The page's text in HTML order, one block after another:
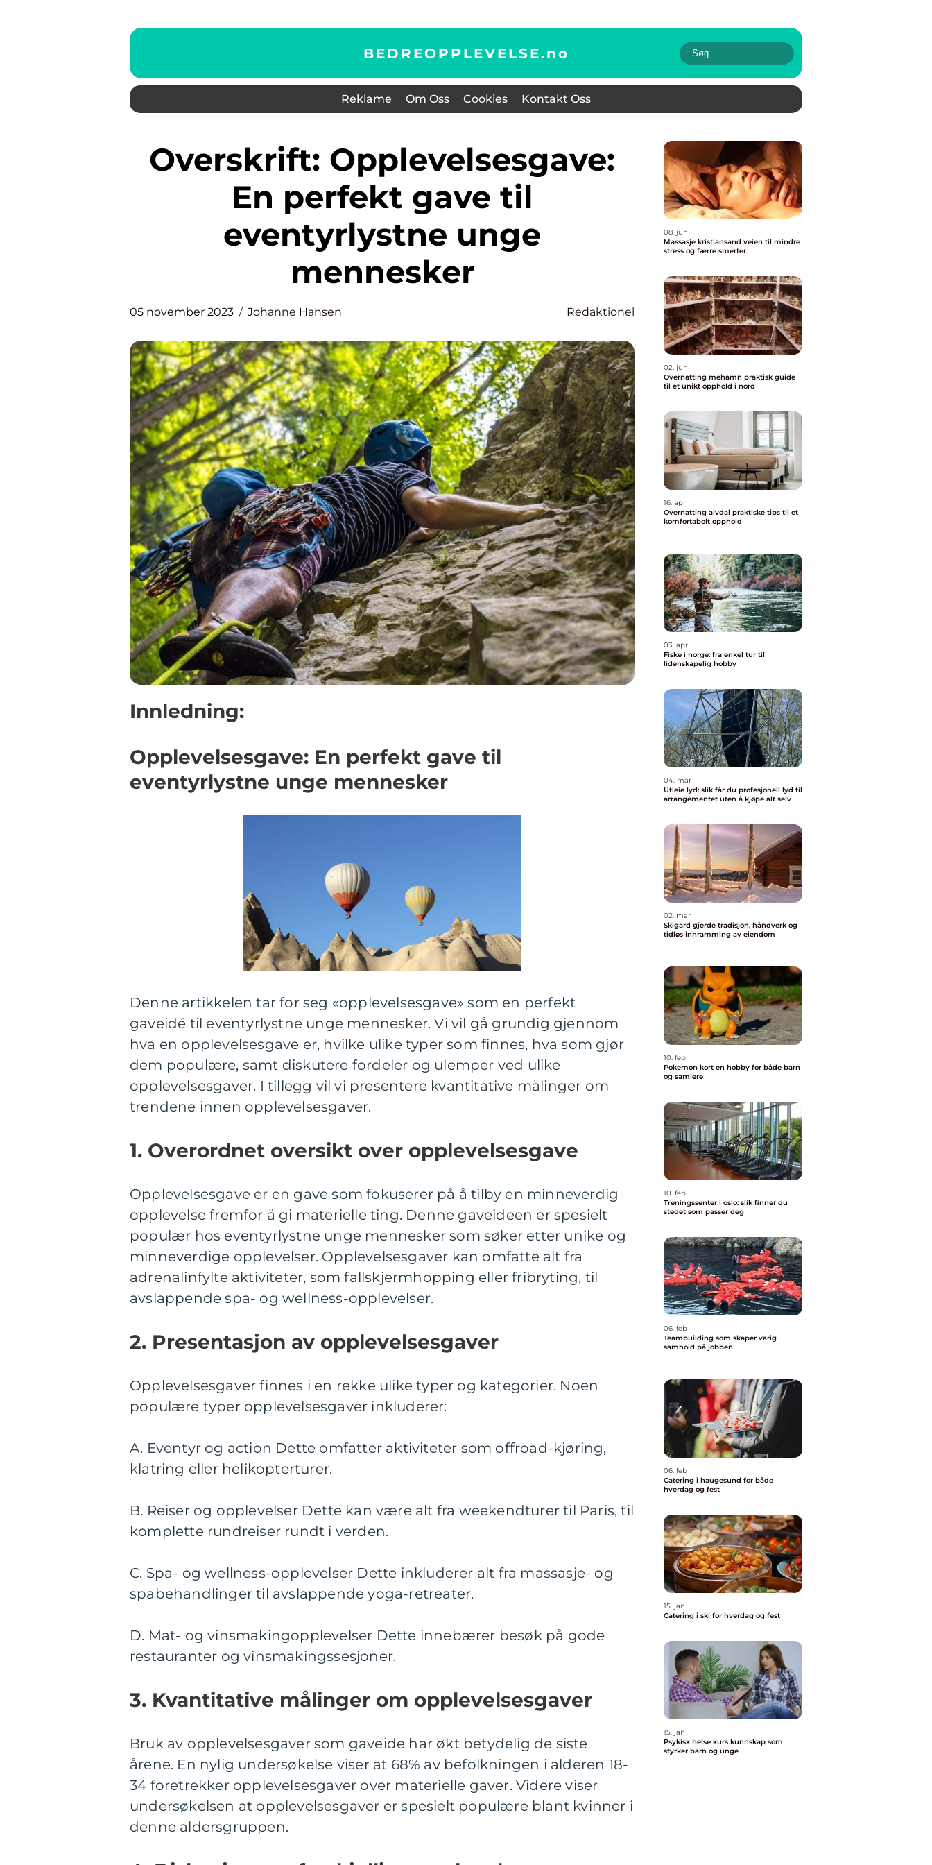
BEDREOPPLEVELSE.no
Reklame Om Oss Cookies Kontakt Oss
Overskrift: Opplevelsesgave:
En perfekt gave til
eventyrlystne unge
mennesker
05 november 2023 Johanne Hansen Redaktionel
Innledning:
Opplevelsesgave: En perfekt gave til
eventyrlystne unge mennesker
Denne artikkelen tar for seg «opplevelsesgave» som en perfekt
gaveidé til eventyrlystne unge mennesker. Vi vil gå grundig gjennom
hva en opplevelsesgave er, hvilke ulike typer som finnes, hva som gjør
dem populære, samt diskutere fordeler og ulemper ved ulike
opplevelsesgaver. I tillegg vil vi presentere kvantitative målinger om
trendene innen opplevelsesgaver.
1. Overordnet oversikt over opplevelsesgave
Opplevelsesgave er en gave som fokuserer på å tilby en minneverdig
opplevelse fremfor å gi materielle ting. Denne gaveideen er spesielt
populær hos eventyrlystne unge mennesker som søker etter unike og
minneverdige opplevelser. Opplevelsesgaver kan omfatte alt fra
adrenalinfylte aktiviteter, som fallskjermhopping eller fribryting, til
avslappende spa- og wellness-opplevelser.
2. Presentasjon av opplevelsesgaver
Opplevelsesgaver finnes i en rekke ulike typer og kategorier. Noen
populære typer opplevelsesgaver inkluderer:
A. Eventyr og action Dette omfatter aktiviteter som offroad-kjøring,
klatring eller helikopterturer.
B. Reiser og opplevelser Dette kan være alt fra weekendturer til Paris, til
komplette rundreiser rundt i verden.
C. Spa- og wellness-opplevelser Dette inkluderer alt fra massasje- og
spabehandlinger til avslappende yoga-retreater.
D. Mat- og vinsmakingopplevelser Dette innebærer besøk på gode
restauranter og vinsmakingssesjoner.
3. Kvantitative målinger om opplevelsesgaver
Bruk av opplevelsesgaver som gaveide har økt betydelig de siste
årene. En nylig undersøkelse viser at 68% av befolkningen i alderen 18-
34 foretrekker opplevelsesgaver over materielle gaver. Videre viser
undersøkelsen at opplevelsesgaver er spesielt populære blant kvinner i
denne aldersgruppen.
08. jun
Massasje kristiansand veien til mindre
stress og færre smerter
02. jun
Overnatting mehamn praktisk guide
til et unikt opphold i nord
16. apr
Overnatting alvdal praktiske tips til et
komfortabelt opphold
03. apr
Fiske i norge: fra enkel tur til
lidenskapelig hobby
04. mar
Utleie lyd: slik får du profesjonell lyd til
arrangementet uten å kjøpe alt selv
02. mar
Skigard gjerde tradisjon, håndverk og
tidløs innramming av eiendom
10. feb
Pokemon kort en hobby for både barn
og samlere
10. feb
Treningssenter i oslo: slik finner du
stedet som passer deg
06. feb
Teambuilding som skaper varig
samhold på jobben
06. feb
Catering i haugesund for både
hverdag og fest
15. jan
Catering i ski for hverdag og fest
15. jan
Psykisk helse kurs kunnskap som
styrker barn og unge